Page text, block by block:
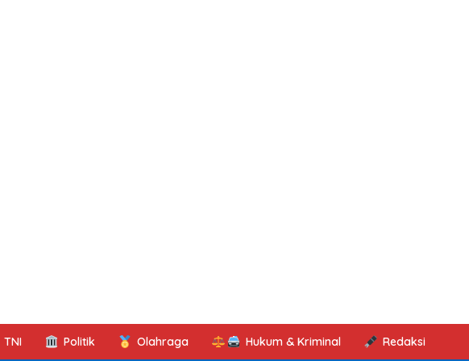
TNI Politik Olahraga Hukum & Kriminal Redaksi